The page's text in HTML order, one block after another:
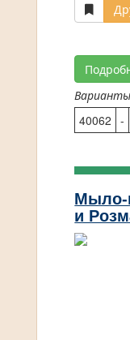
Варианты
40062
-
Мыло-
и